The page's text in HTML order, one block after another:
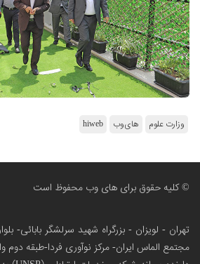
وزارت علوم های‌وب hiweb
© کلیه حقوق برای های وب محفوظ است
تهران - لویزان - بزرگراه شهید سرلشگر بابائی-
مجتمع الماس ایران- مرکز نوآوری فردا-طبقه دوم